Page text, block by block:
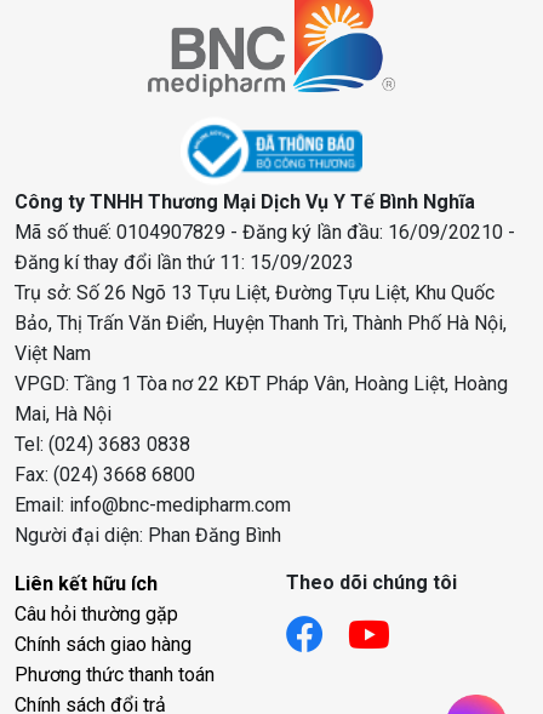
Công ty TNHH Thương Mại Dịch Vụ Y Tế Bình Nghĩa
Mã số thuế: 0104907829 - Đăng ký lần đầu: 16/09/20210 -
Đăng kí thay đổi lần thứ 11: 15/09/2023
Trụ sở: Số 26 Ngõ 13 Tựu Liệt, Đường Tựu Liệt, Khu Quốc
Bảo, Thị Trấn Văn Điển, Huyện Thanh Trì, Thành Phố Hà Nội,
Việt Nam
VPGD: Tầng 1 Tòa nơ 22 KĐT Pháp Vân, Hoàng Liệt, Hoàng
Mai, Hà Nội
Tel: (024) 3683 0838
Fax: (024) 3668 6800
Email: info@bnc-medipharm.com
Người đại diện: Phan Đăng Bình
Liên kết hữu ích
Câu hỏi thường gặp
Chính sách giao hàng
Phương thức thanh toán
Chính sách đổi trả
Theo dõi chúng tôi